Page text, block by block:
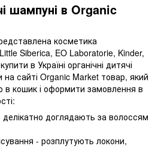
шампуні в Organic
​​косметика
Siberica, EO Laboratorie, Kinder,
в Україні органічні дитячі
сайті Organic Market товар, який
в кошик і оформити замовлення в
делікатно доглядають за волоссям
- розплутують локони,